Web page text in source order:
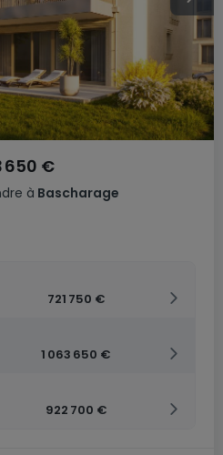
à Bascharage
650 €
721 750 €
1 063 650 €
922 700 €